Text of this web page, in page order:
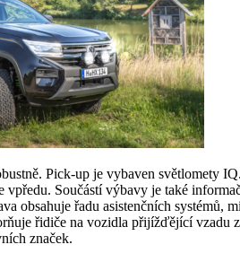
Pick-up je vybaven světlomety
vpředu. Součástí výbavy je také
obsahuje řadu asistenčních systémů,
řidiče na vozidla přijížďějící vzadu
značek.